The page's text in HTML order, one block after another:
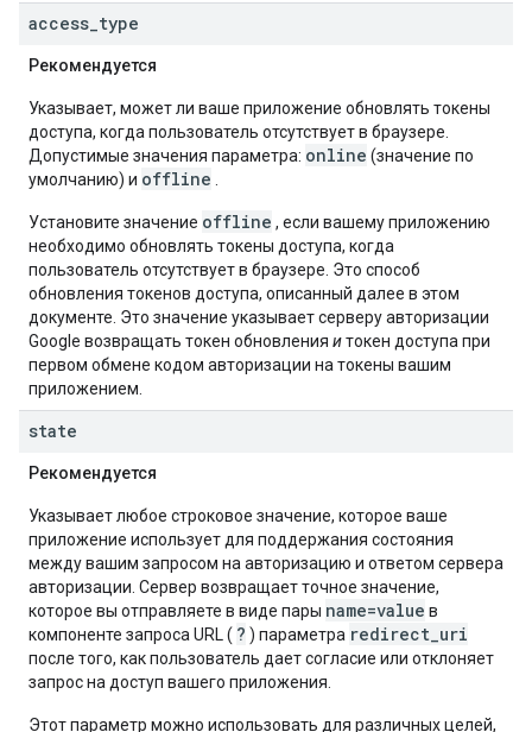
access type
Рекомендуется
Указывает, может ли ваше приложение обновлять токены
доступа, когда пользователь отсутствует в браузере.
Допустимые значения параметра: online (значение по
умолчанию) и offline
Установите значение offline , если вашему приложению
необходимо обновлять токены доступа, когда
пользователь отсутствует в браузере. Это способ
обновления токенов доступа, описанный далее в этом
документе. Это значение указывает серверу авторизации
Google возвращать токен обновления итокен доступа при
первом обмене кодом авторизации на токены вашим
приложением.
state
Рекомендуется
Указывает любое строковое значение, которое ваше
приложение использует для поддержания состояния
между вашим запросом на авторизацию и ответом сервера
авторизации. Сервер возвращает точное значение,
которое вы отправляете в виде пары name=value в
компоненте запроса URL ( ? ) параметра redirect_uri
после того, как пользователь дает согласие или отклоняет
запрос на доступ вашего приложения.
Этот параметр можно использовать для различных целей,